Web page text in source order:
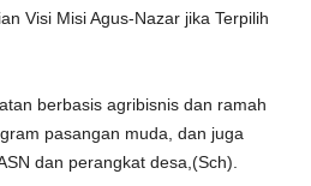
Visi Misi Agus-Nazar jika Terpilih
berbasis agribisnis dan ramah
pasangan muda, dan juga
dan perangkat desa,(Sch).